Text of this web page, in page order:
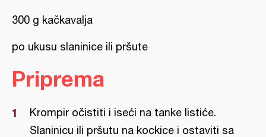
300 g kačkavalja
po ukusu slaninice ili pršute
Priprema
Krompir očistiti i iseći na tanke listiće.
Slaninicu ili pršutu na kockice i ostaviti sa